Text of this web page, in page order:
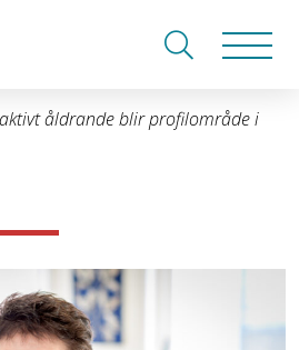
åldrande blir profilområde i